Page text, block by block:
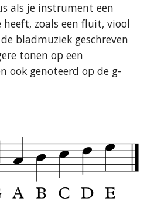
als je instrument een
zoals een fluit, viool
bladmuziek geschreven
tonen op een
ook genoteerd op de g-